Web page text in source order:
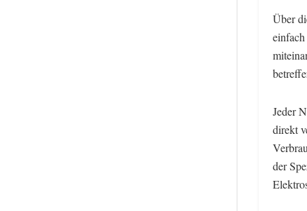
Über
Jeder
direkt
der